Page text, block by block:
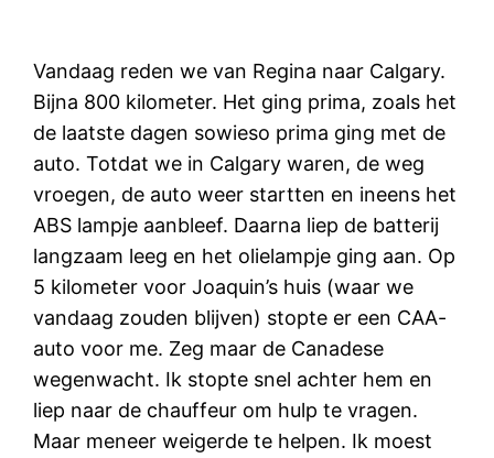
Vandaag reden we van Regina naar Calgary.
Bijna 800 kilometer. Het ging prima, zoals het
de laatste dagen sowieso prima ging met de
auto. Totdat we in Calgary waren, de weg
vroegen, de auto weer startten en ineens het
ABS lampje aanbleef. Daarna liep de batterij
langzaam leeg en het olielampje ging aan. Op
5 kilometer voor Joaquin’s huis (waar we
vandaag zouden blijven) stopte er een CAA-
auto voor me. Zeg maar de Canadese
wegenwacht. Ik stopte snel achter hem en
liep naar de chauffeur om hulp te vragen.
Maar meneer weigerde te helpen. Ik moest